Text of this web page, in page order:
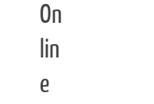
On
lin
e